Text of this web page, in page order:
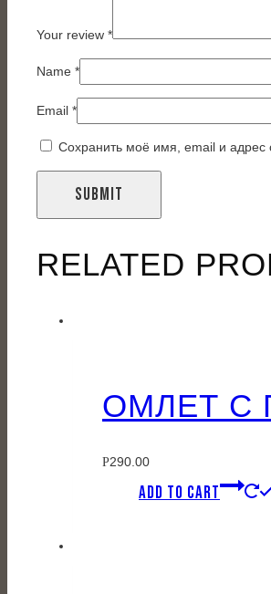
Your review *
Name *
Email *
Сохранить моё имя, email и адрес
RELATED
ОМЛЕТ С
Р290.00
ADD TO CART